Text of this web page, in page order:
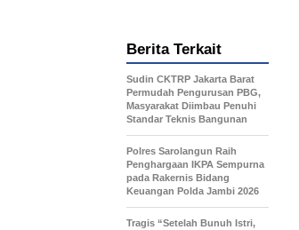
Berita Terkait
Sudin CKTRP Jakarta Barat
Permudah Pengurusan PBG,
Masyarakat Diimbau Penuhi
Standar Teknis Bangunan
Polres Sarolangun Raih
Penghargaan IKPA Sempurna
pada Rakernis Bidang
Keuangan Polda Jambi 2026
Tragis “Setelah Bunuh Istri,